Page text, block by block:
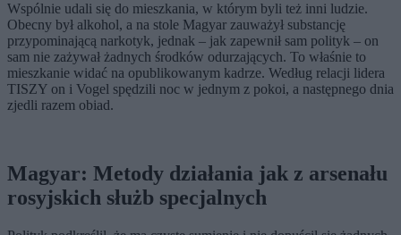
Wspólnie udali się do mieszkania, w którym byli też inni ludzie.
Obecny był alkohol, a na stole Magyar zauważył substancję
przypominającą narkotyk, jednak – jak zapewnił sam polityk – on
sam nie zażywał żadnych środków odurzających. To właśnie to
mieszkanie widać na opublikowanym kadrze. Według relacji lidera
TISZY on i Vogel spędzili noc w jednym z pokoi, a następnego dnia
zjedli razem obiad.
Magyar: Metody działania jak z arsenału
rosyjskich służb specjalnych